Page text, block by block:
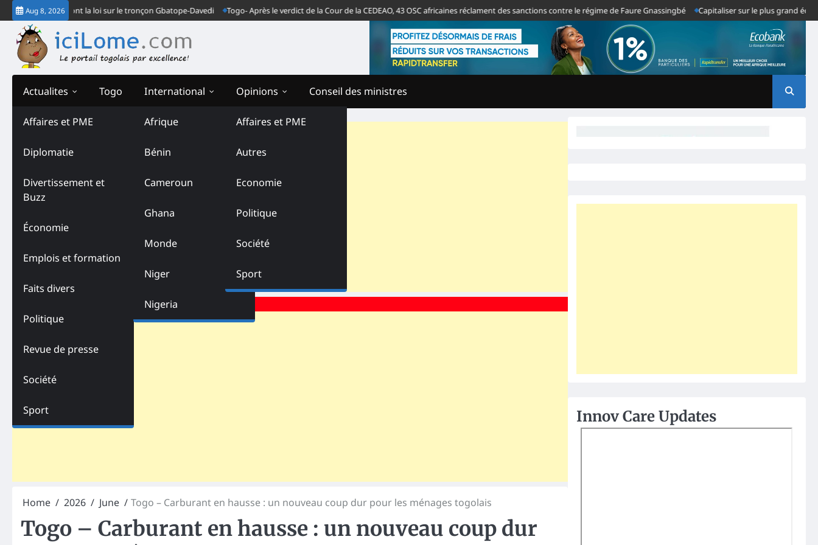
Skip
to
content
Aug 8, 2026
font la loi sur le tronçon Gbatope-Davedi Togo- Après le verdict de la Cour de la CEDEAO, 43 OSC africaines réclament des sanctions contre le régime de Faure Gnassingbé Capitaliser sur le plus grand échec du
Actualites
Affaires et PME
Diplomatie
Divertissement et
Buzz
Économie
Emplois et formation
Faits divers
Politique
Revue de presse
Société
Sport
Togo International
Afrique
Bénin
Cameroun
Ghana
Monde
Niger
Nigeria
Opinions
Affaires et PME
Autres
Economie
Politique
Société
Sport
Conseil des ministres
Home 2026 June Togo – Carburant en hausse : un nouveau coup dur pour les ménages togolais
Togo – Carburant en hausse : un nouveau coup dur
Innov Care Updates